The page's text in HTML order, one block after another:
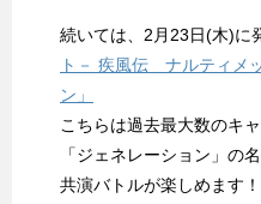
続いては、2月23日(木)に
ト－ 疾風伝 ナルティメ
ン」
こちらは過去最大数のキ
「ジェネレーション」の
共演バトルが楽しめます！